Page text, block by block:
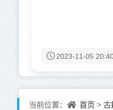
2023-11-05
当前位置： 首页 > 古